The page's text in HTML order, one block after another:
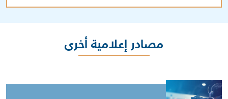
مصادر إعلامية أخرى